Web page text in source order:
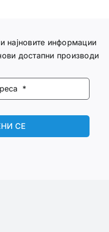
најновите информации
достапни производи
СЕ